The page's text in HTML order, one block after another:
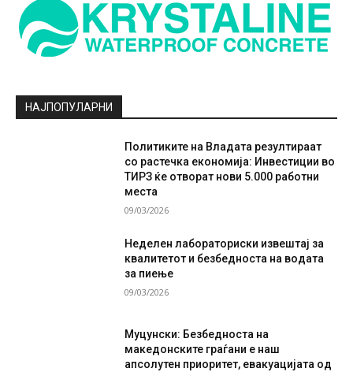
НАЈПОПУЛАРНИ
Политиките на Владата резултираат
со растечка економија: Инвестиции во
ТИРЗ ќе отворат нови 5.000 работни
места
09/03/2026
Неделен лабораториски извештај за
квалитетот и безбедноста на водата
за пиење
09/03/2026
Муцунски: Безбедноста на
македонските граѓани е наш
апсолутен приоритет, евакуацијата од